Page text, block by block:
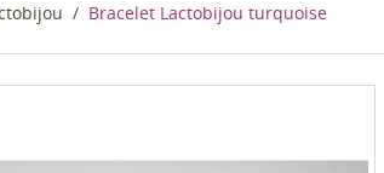
Bracelet Lactobijou turquoise